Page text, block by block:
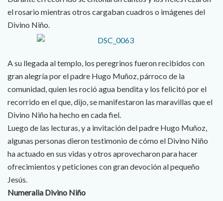
el rosario mientras otros cargaban cuadros o imágenes del
Divino Niño.
A su llegada al templo, los peregrinos fueron recibidos con
gran alegría por el padre Hugo Muñoz, párroco de la
comunidad, quien les roció agua bendita y los felicitó por el
recorrido en el que, dijo, se manifestaron las maravillas que el
Divino Niño ha hecho en cada fiel.
Luego de las lecturas, y a invitación del padre Hugo Muñoz,
algunas personas dieron testimonio de cómo el Divino Niño
ha actuado en sus vidas y otros aprovecharon para hacer
ofrecimientos y peticiones con gran devoción al pequeño
Jesús.
Numeralia Divino Niño